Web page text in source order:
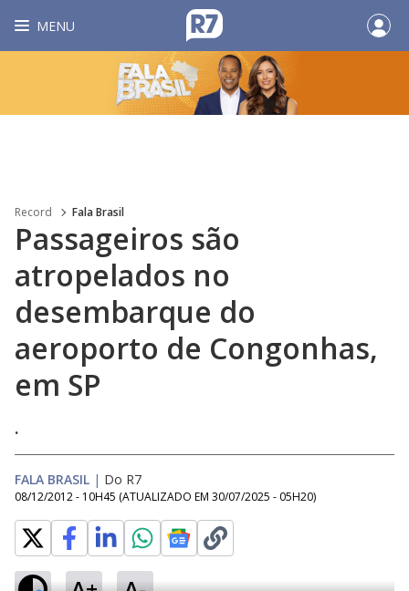
MENU
Record Fala Brasil
Passageiros são
atropelados no
desembarque do
aeroporto de Congonhas,
em SP
.
FALA BRASIL | Do R7
08/12/2012 - 10H45 (ATUALIZADO EM 30/07/2025 - 05H20)